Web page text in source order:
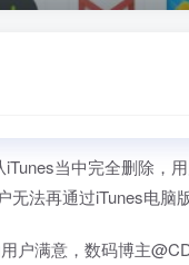
当中完全删除，
法再通过iTunes电脑
户满意，数码博主